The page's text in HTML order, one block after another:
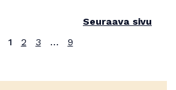
Seuraava sivu
1
2 3 … 9